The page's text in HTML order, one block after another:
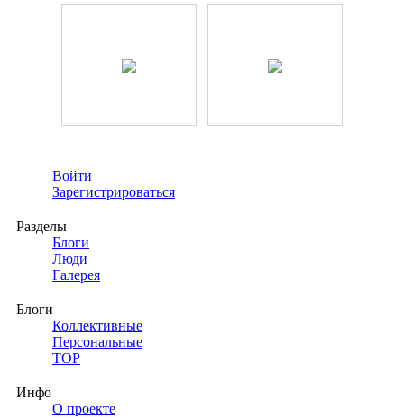
Войти
Зарегистрироваться
Разделы
Блоги
Люди
Галерея
Блоги
Коллективные
Персональные
TOP
Инфо
О проекте